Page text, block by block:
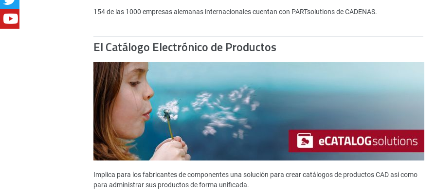
154 de las 1000 empresas alemanas internacionales cuentan con PARTsolutions de CADENAS.
El Catálogo Electrónico de Productos
Implica para los fabricantes de componentes una solución para crear catálogos de productos CAD así como
para administrar sus productos de forma unificada.